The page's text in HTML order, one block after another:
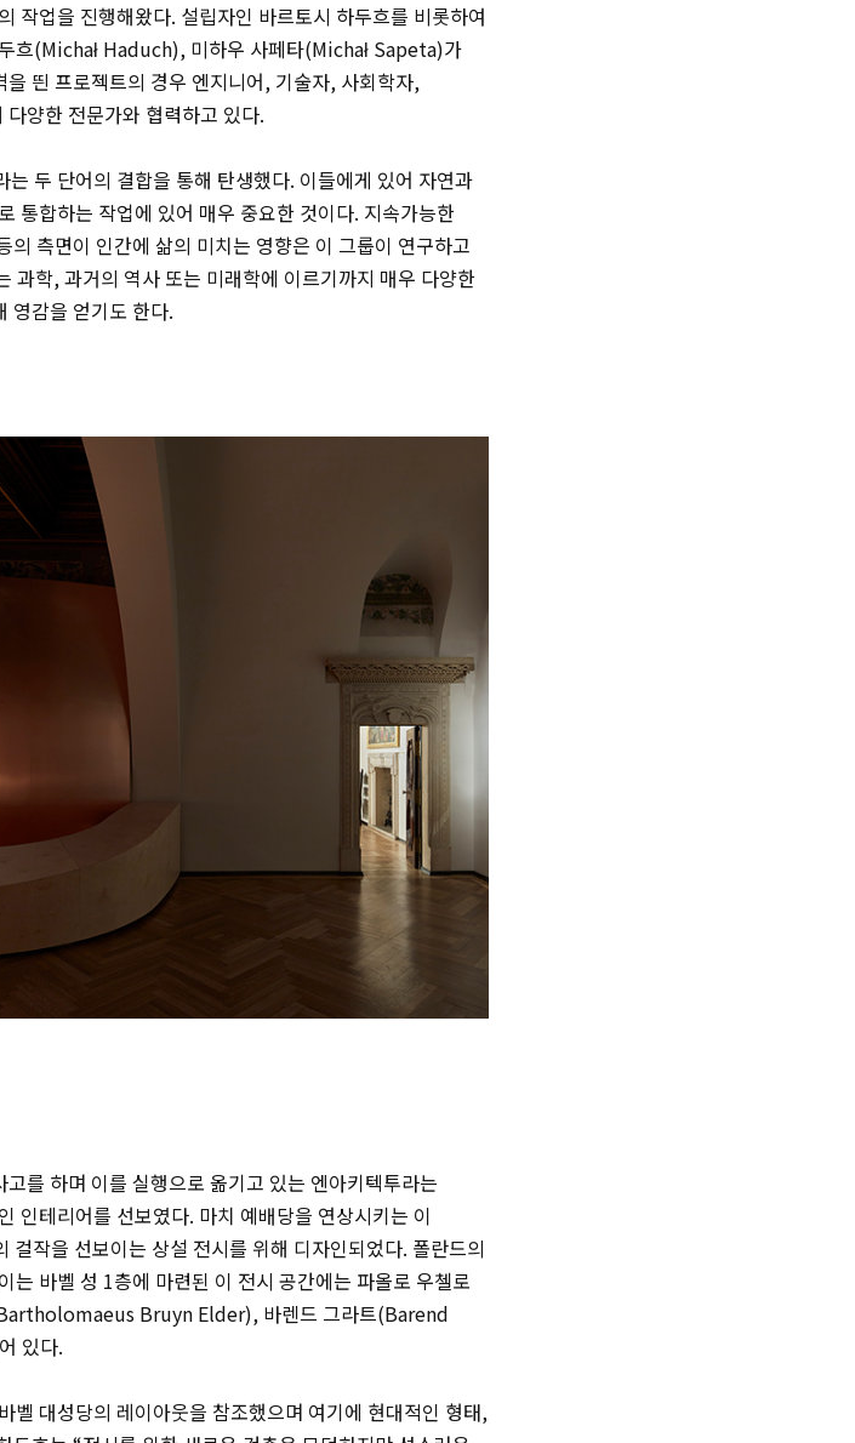
작업을 진행해왔다. 설립자인 바르토시 하두흐를 비롯하여
흐(Michał Haduch), 미하우 사페타(Michał Sapeta)가
띈 프로젝트의 경우 엔지니어, 기술자, 사회학자,
양한 전문가와 협력하고 있다.
는 두 단어의 결합을 통해 탄생했다. 이들에게 있어 자연과
통합하는 작업에 있어 매우 중요한 것이다. 지속가능한
측면이 인간에 삶의 미치는 영향은 이 그룹이 연구하고
과학, 과거의 역사 또는 미래학에 이르기까지 매우 다양한
영감을 얻기도 한다.
를 하며 이를 실행으로 옮기고 있는 엔아키텍투라는
인테리어를 선보였다. 마치 예배당을 연상시키는 이
걸작을 선보이는 상설 전시를 위해 디자인되었다. 폴란드의
는 바벨 성 1층에 마련된 이 전시 공간에는 파올로 우첼로
Bruyn Elder), 바렌드 그라트(Barend
있다.
벨 대성당의 레이아웃을 참조했으며 여기에 현대적인 형태,